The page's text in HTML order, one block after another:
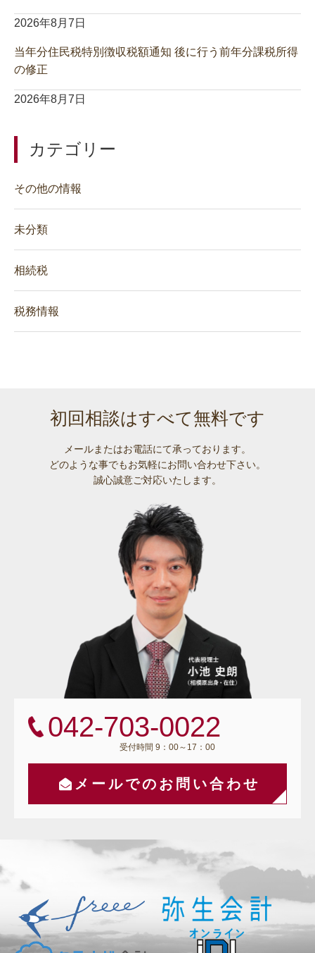
2026年8月7日
当年分住民税特別徴収税額通知 後に行う前年分課税所得
の修正
2026年8月7日
カテゴリー
その他の情報
未分類
相続税
税務情報
初回相談はすべて無料です
メールまたはお電話にて承っております。
どのような事でもお気軽にお問い合わせ下さい。
誠心誠意ご対応いたします。
042-703-0022
受付時間 9：00～17：00
メールでのお問い合わせ